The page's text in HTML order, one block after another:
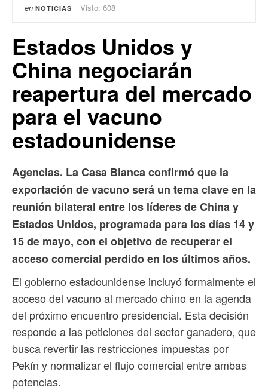
en NOTICIAS Visto: 608
Estados Unidos y
China negociarán
reapertura del mercado
para el vacuno
estadounidense
Agencias. La Casa Blanca confirmó que la
exportación de vacuno será un tema clave en la
reunión bilateral entre los líderes de China y
Estados Unidos, programada para los días 14 y
15 de mayo, con el objetivo de recuperar el
acceso comercial perdido en los últimos años.
El gobierno estadounidense incluyó formalmente el
acceso del vacuno al mercado chino en la agenda
del próximo encuentro presidencial. Esta decisión
responde a las peticiones del sector ganadero, que
busca revertir las restricciones impuestas por
Pekín y normalizar el flujo comercial entre ambas
potencias.